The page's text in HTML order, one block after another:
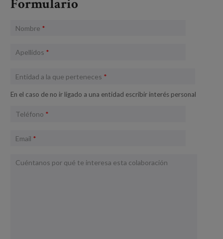
Prensa
Trabaja con nosotros
Canal de denuncias
Formulario
Nombre *
Apellidos *
Entidad a la que perteneces *
En el caso de no ir ligado a una entidad escribir interés personal
Teléfono *
Email *
Cuéntanos por qué te interesa esta colaboración